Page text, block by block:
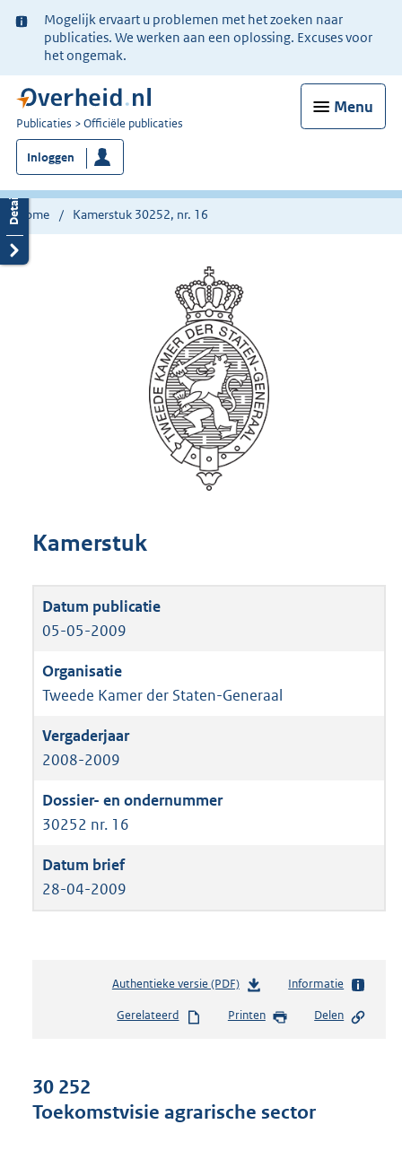
Ter
informatie:
Mogelijk ervaart u problemen met het zoeken naar
publicaties. We werken aan een oplossing. Excuses voor
het ongemak.
Menu
U
bent
nu
hier:
Publicaties Officiële publicaties
Inloggen
Home Kamerstuk 30252, nr. 16
Kamerstuk
05-05-2009
Tweede Kamer der Staten-Generaal
2008-2009
30252 nr. 16
28-04-2009
Authentieke versie (PDF)b
s
s
Informatie
Gerelateerd Printen Delen
30 252
Toekomstvisie agrarische sector